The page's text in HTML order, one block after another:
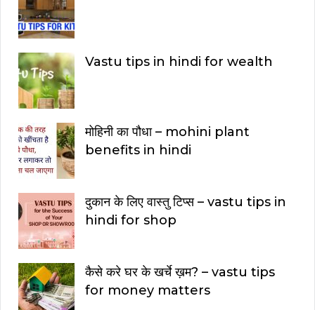
Vastu tips in hindi for wealth
मोहिनी का पौधा – mohini plant
benefits in hindi
दुकान के लिए वास्तु टिप्स – vastu tips in
hindi for shop
कैसे करे घर के खर्चे ख़म? – vastu tips
for money matters